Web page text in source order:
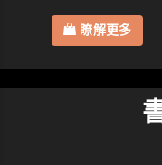
瞭解更多